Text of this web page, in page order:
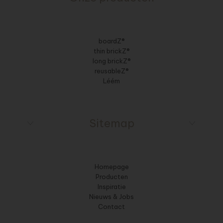
boardZ®
thin brickZ®
long brickZ®
reusableZ®
Léém
Homepage
Producten
Inspiratie
Nieuws & Jobs
Contact